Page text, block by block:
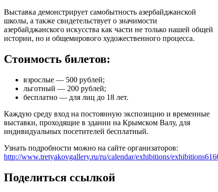
Выставка демонстрирует самобытность азербайджанской
школы, а также свидетельствует о значимости
азербайджанского искусства как части не только нашей общей
истории, но и общемирового художественного процесса.
Стоимость билетов:
взрослые — 500 рублей;
льготный — 200 рублей;
бесплатно — для лиц до 18 лет.
Каждую среду вход на постоянную экспозицию и временные
выставки, проходящие в здании на Крымском Валу, для
индивидуальных посетителей бесплатный.
Узнать подробности можно на сайте организаторов:
http://www.tretyakovgallery.ru/ru/calendar/exhibitions/
Поделиться ссылкой